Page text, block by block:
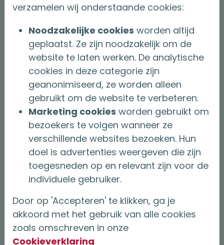
Checklist: Het gesprek met senioren
Voor gerichte mailings
Voorbeeld mailings / artikelen
Voor bijeenkomsten
Draaiboek bijeenkomst senioren
Voorbeeld advertenties
Voorbeeld flyers
Aanvraag versturen
verzamelen wij onderstaande cookies:
Noodzakelijke cookies worden altijd
geplaatst. Ze zijn noodzakelijk om de
website te laten werken. De analytische
cookies in deze categorie zijn
geanonimiseerd, ze worden alleen
gebruikt om de website te verbeteren.
Marketing cookies worden gebruikt om
bezoekers te volgen wanneer ze
verschillende websites bezoeken. Hun
doel is advertenties weergeven die zijn
toegesneden op en relevant zijn voor de
individuele gebruiker.
Door op 'Accepteren' te klikken, ga je
akkoord met het gebruik van alle cookies
zoals omschreven in onze
Cookieverklaring